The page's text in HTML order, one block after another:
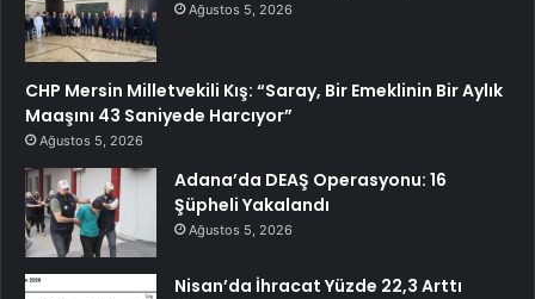
Ağustos 5, 2026
CHP Mersin Milletvekili Kış: “Saray, Bir Emeklinin Bir Aylık
Maaşını 43 Saniyede Harcıyor”
Ağustos 5, 2026
Adana’da DEAŞ Operasyonu: 16
Şüpheli Yakalandı
Ağustos 5, 2026
Nisan’da İhracat Yüzde 22,3 Arttı